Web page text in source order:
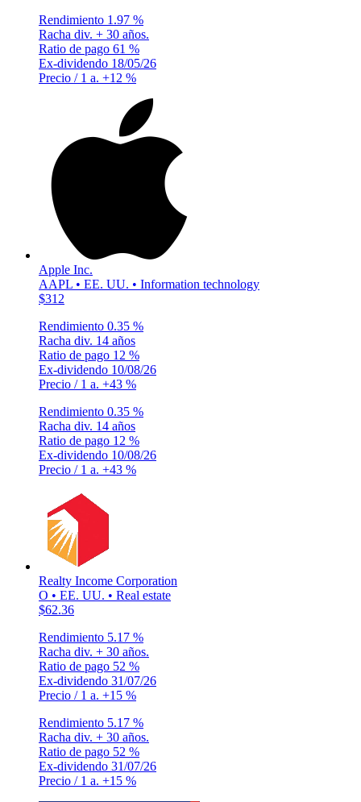
Rendimiento 1.97 %
Racha div. + 30 años.
Ratio de pago 61 %
Ex-dividendo 18/05/26
Precio / 1 a. +12 %
Apple Inc.
AAPL • EE. UU. • Information technology
$312
Rendimiento 0.35 %
Racha div. 14 años
Ratio de pago 12 %
Ex-dividendo 10/08/26
Precio / 1 a. +43 %
Rendimiento 0.35 %
Racha div. 14 años
Ratio de pago 12 %
Ex-dividendo 10/08/26
Precio / 1 a. +43 %
Realty Income Corporation
O • EE. UU. • Real estate
$62.36
Rendimiento 5.17 %
Racha div. + 30 años.
Ratio de pago 52 %
Ex-dividendo 31/07/26
Precio / 1 a. +15 %
Rendimiento 5.17 %
Racha div. + 30 años.
Ratio de pago 52 %
Ex-dividendo 31/07/26
Precio / 1 a. +15 %